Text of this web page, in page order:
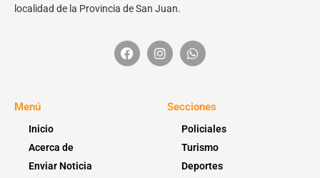
localidad de la Provincia de San Juan.
Menú
Inicio
Acerca de
Enviar Noticia
Secciones
Policiales
Turismo
Deportes